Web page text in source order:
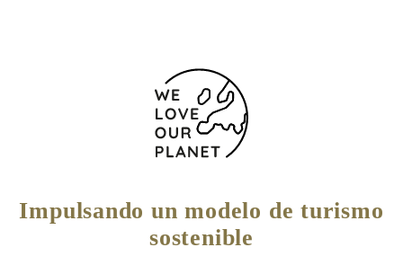
Impulsando un modelo de turismo
sostenible